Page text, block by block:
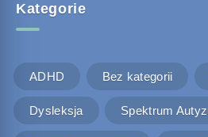
Kategorie
ADHD Bez kategorii
Dysleksja Spektrum